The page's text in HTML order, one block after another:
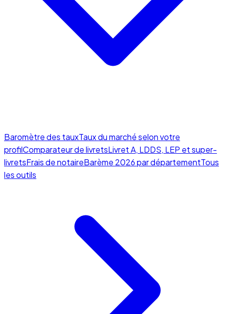
Baromètre des tauxTaux du marché selon votre
profilComparateur de livretsLivret A, LDDS, LEP et super-
livretsFrais de notaireBarème 2026 par départementTous
les outils